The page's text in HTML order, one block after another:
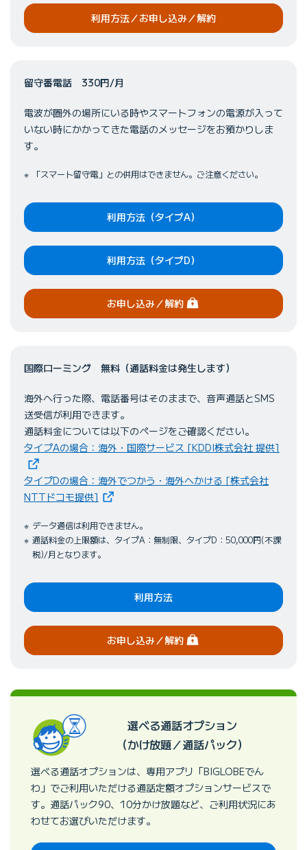
利用方法／お申し込み／解約
留守番電話 330円/月
電波が圏外の場所にいる時やスマートフォンの電源が入って
いない時にかかってきた電話のメッセージをお預かりしま
す。
「スマート留守電」との併用はできません。ご注意ください。
利用方法（タイプA）
利用方法（タイプD）
お申し込み／解約（ログイン）
国際ローミング 無料（通話料金は発生します）
海外へ行った際、電話番号はそのままで、音声通話とSMS
送受信が利用できます。
通話料金については以下のページをご確認ください。
タイプAの場合：海外・国際サービス [KDDI株式会社 提供]
タイプDの場合：海外でつかう・海外へかける [株式会社
NTTドコモ提供] （新しいタブで開きます）
データ通信は利用できません。
通話料金の上限額は、タイプA：無制限、タイプD：50,000円(不課
税)/月となります。
利用方法
お申し込み／解約（ログイン）
選べる通話オプション
（かけ放題／通話パック）
選べる通話オプションは、専用アプリ「BIGLOBEでん
わ」でご利用いただける通話定額オプションサービスで
す。通話パック90、10分かけ放題など、ご利用状況にあ
わせてお選びいただけます。